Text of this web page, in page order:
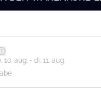
aug. - di. 11. aug.